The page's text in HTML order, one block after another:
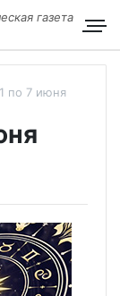
газета
по 7 июня